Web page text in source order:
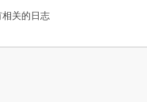
相关的日志